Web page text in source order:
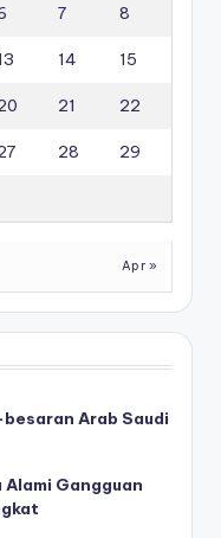
7 8
14 15
21 22
28 29
Apr »
Arab Saudi
Alami Gangguan